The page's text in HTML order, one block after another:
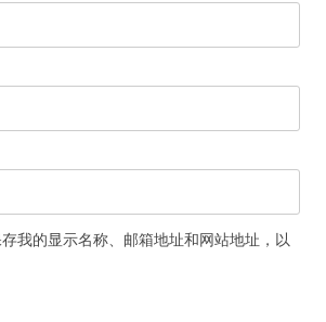
我的显示名称、邮箱地址和网站地址，以